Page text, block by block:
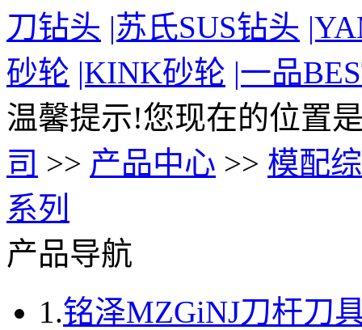
刀钻头 |苏氏SUS钻头
砂轮 |KINK砂轮 |一品
温馨提示!您现在的位置
司 >> 产品中心 >> 模配
系列
产品导航
1.铭泽MZGiNJ刀杆刀